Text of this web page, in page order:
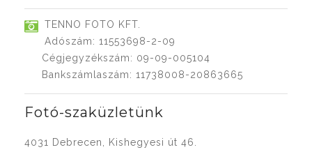
TENNO FOTO KFT.
Adószám: 11553698-2-09
Cégjegyzékszám: 09-09-005104
Bankszámlaszám: 11738008-20863665
Fotó-szaküzletünk
4031 Debrecen, Kishegyesi út 46.